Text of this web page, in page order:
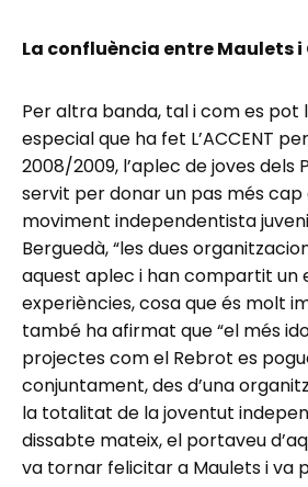
La confluència entre Maulets i
Per altra banda, tal i com es pot
especial que ha fet L’ACCENT
2008/2009, l’aplec de joves dels
servit per donar un pas més
moviment independentista
Berguedà, “les dues
aquest aplec i han compartit un
experiències, cosa que és molt
també ha afirmat que “el més
projectes com el Rebrot es
conjuntament, des d’una
la totalitat de la joventut
dissabte mateix, el portaveu
va tornar felicitar a Maulets i va